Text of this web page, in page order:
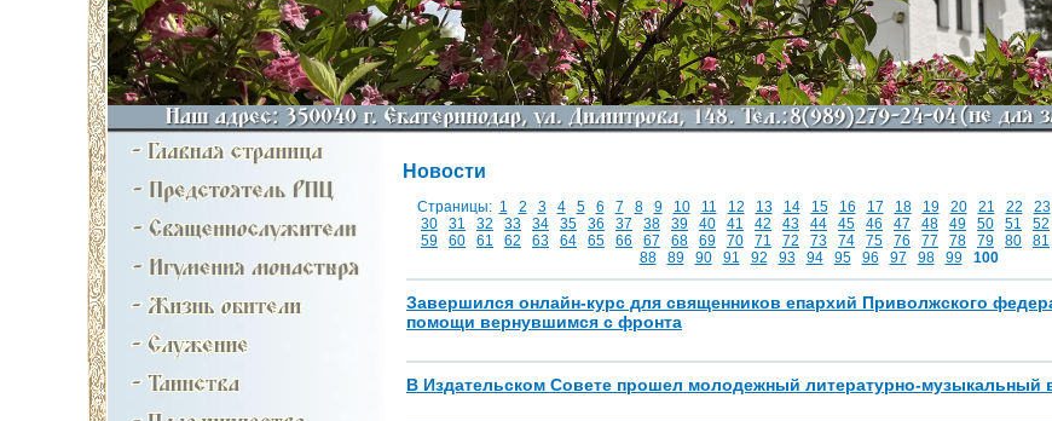
Новости
Страницы: 1 2 3 4 5 6 7 8 9 10 11 12 13 14 15 16 17 18 19 20 21 22 23
30
31 32 33 34 35 36 37 38 39 40 41 42 43 44 45 46 47 48 49 50 51 52
59
60 61 62 63 64 65 66 67 68 69 70 71 72 73 74 75 76 77 78 79 80 81
88
89 90 91 92 93 94 95 96 97 98 99 100
Завершился онлайн-курс для священников епархий Приволжского
помощи вернувшимся с фронта
В Издательском Совете прошел молодежный литературно-музыкальный